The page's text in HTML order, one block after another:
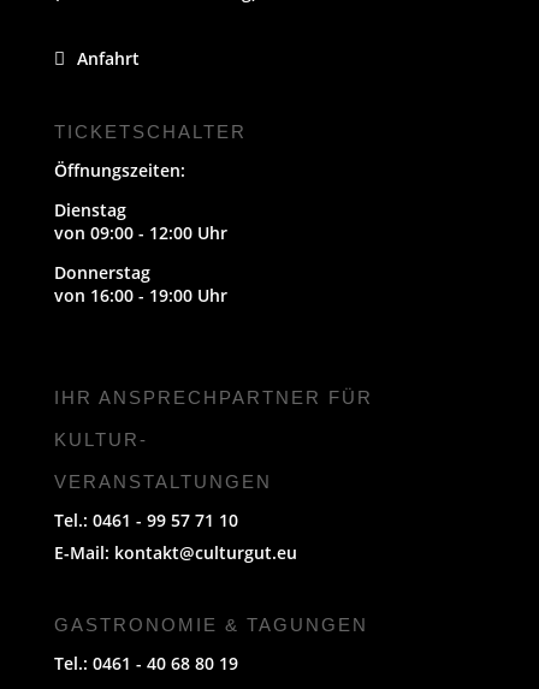
Anfahrt
TICKETSCHALTER
Öffnungszeiten:
Dienstag
von 09:00 - 12:00 Uhr
Donnerstag
von 16:00 - 19:00 Uhr
IHR ANSPRECHPARTNER FÜR
KULTUR-
VERANSTALTUNGEN
Tel.: 0461 - 99 57 71 10
E-Mail: kontakt@culturgut.eu
GASTRONOMIE & TAGUNGEN
Tel.: 0461 - 40 68 80 19